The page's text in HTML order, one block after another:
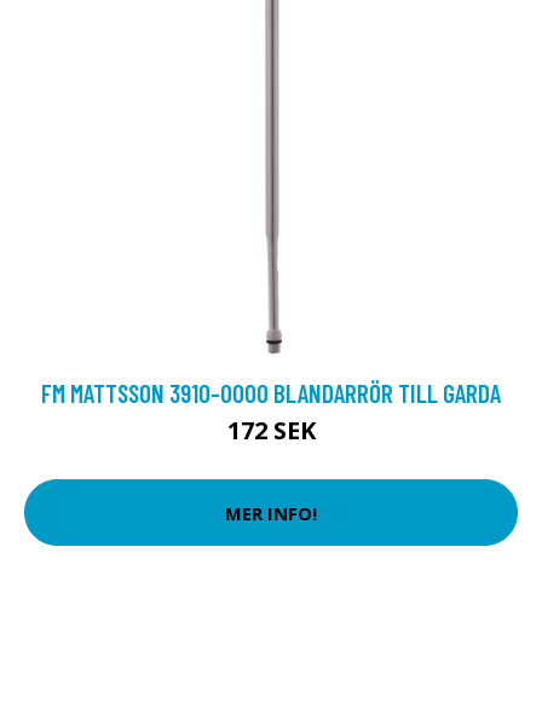
FM MATTSSON 3910-0000 BLANDARRÖR TILL GARDA
172 SEK
MER INFO!